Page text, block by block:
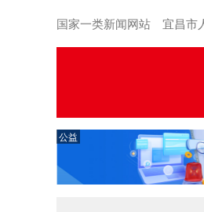
国家一类新闻网站 宜昌市
公益